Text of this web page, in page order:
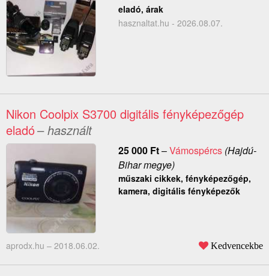
eladó, árak
hasznaltat.hu - 2026.08.07.
Nikon Coolpix S3700 digitális fényképezőgép
eladó– használt
25 000 Ft–Vámospércs(Hajdú-
Bihar megye)
műszaki cikkek, fényképezőgép,
kamera, digitális fényképezők
aprodx.hu – 2018.06.02. Kedvencekbe